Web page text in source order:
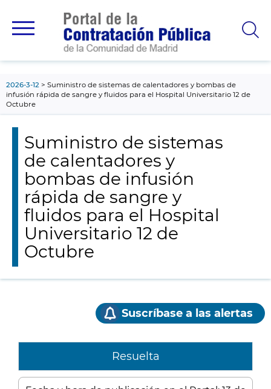
principal
2026-3-12
Suministro de sistemas de calentadores y bombas de
infusión rápida de sangre y fluidos para el Hospital Universitario 12 de
Octubre
Suministro de sistemas
de calentadores y
bombas de infusión
rápida de sangre y
fluidos para el Hospital
Universitario 12 de
Octubre
Suscríbase a las alertas
Resuelta